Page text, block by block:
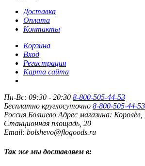
Доставка
Оплата
Контакты
Корзина
Вход
Регистрация
Карта сайта
Пн-Вс: 09:30 - 20:30 8-800-505-44-53
Бесплатно круглосуточно 8-800-505-44-53
Россия БолшевоАдрес магазина:
Станционная площадь, 20
Email: bolshevo@flogoods.ru
Так же мы доставляем в: